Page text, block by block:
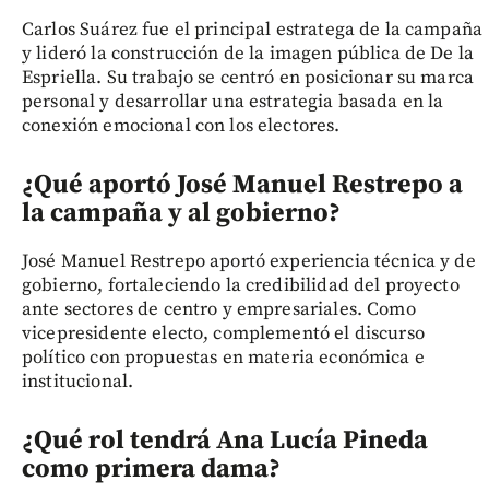
Carlos Suárez fue el principal estratega de la campaña
y lideró la construcción de la imagen pública de De la
Espriella. Su trabajo se centró en posicionar su marca
personal y desarrollar una estrategia basada en la
conexión emocional con los electores.
¿Qué aportó José Manuel Restrepo a
la campaña y al gobierno?
José Manuel Restrepo aportó experiencia técnica y de
gobierno, fortaleciendo la credibilidad del proyecto
ante sectores de centro y empresariales. Como
vicepresidente electo, complementó el discurso
político con propuestas en materia económica e
institucional.
¿Qué rol tendrá Ana Lucía Pineda
como primera dama?